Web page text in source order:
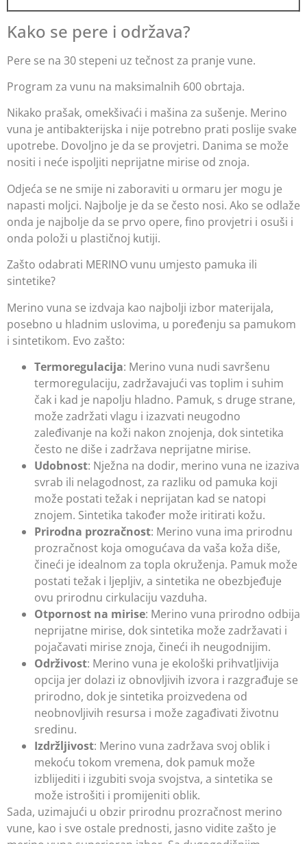
Kako se pere i održava?
Pere se na 30 stepeni uz tečnost za pranje vune.
Program za vunu na maksimalnih 600 obrtaja.
Nikako prašak, omekšivaći i mašina za sušenje. Merino
vuna je antibakterijska i nije potrebno prati poslije svake
upotrebe. Dovoljno je da se provjetri. Danima se može
nositi i neće ispoljiti neprijatne mirise od znoja.
Odjeća se ne smije ni zaboraviti u ormaru jer mogu je
napasti moljci. Najbolje je da se često nosi. Ako se odlaže
onda je najbolje da se prvo opere, fino provjetri i osuši i
onda položi u plastičnoj kutiji.
Zašto odabrati MERINO vunu umjesto pamuka ili
sintetike?
Merino vuna se izdvaja kao najbolji izbor materijala,
posebno u hladnim uslovima, u poređenju sa pamukom
i sintetikom. Evo zašto:
Termoregulacija: Merino vuna nudi savršenu
termoregulaciju, zadržavajući vas toplim i suhim
čak i kad je napolju hladno. Pamuk, s druge strane,
može zadržati vlagu i izazvati neugodno
zaleđivanje na koži nakon znojenja, dok sintetika
često ne diše i zadržava neprijatne mirise.
Udobnost: Nježna na dodir, merino vuna ne izaziva
svrab ili nelagodnost, za razliku od pamuka koji
može postati težak i neprijatan kad se natopi
znojem. Sintetika također može iritirati kožu.
Prirodna prozračnost: Merino vuna ima prirodnu
prozračnost koja omogućava da vaša koža diše,
čineći je idealnom za topla okruženja. Pamuk može
postati težak i ljepljiv, a sintetika ne obezbjeđuje
ovu prirodnu cirkulaciju vazduha.
Otpornost na mirise: Merino vuna prirodno odbija
neprijatne mirise, dok sintetika može zadržavati i
pojačavati mirise znoja, čineći ih neugodnijim.
Održivost: Merino vuna je ekološki prihvatljivija
opcija jer dolazi iz obnovljivih izvora i razgrađuje se
prirodno, dok je sintetika proizvedena od
neobnovljivih resursa i može zagađivati životnu
sredinu.
Izdržljivost: Merino vuna zadržava svoj oblik i
mekoću tokom vremena, dok pamuk može
izblijediti i izgubiti svoja svojstva, a sintetika se
može istrošiti i promijeniti oblik.
Sada, uzimajući u obzir prirodnu prozračnost merino
vune, kao i sve ostale prednosti, jasno vidite zašto je